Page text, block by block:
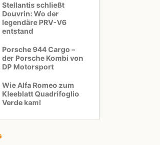
Stellantis schließt
Douvrin: Wo der
legendäre PRV-V6
entstand
Porsche 944 Cargo –
der Porsche Kombi von
DP Motorsport
Wie Alfa Romeo zum
Kleeblatt Quadrifoglio
Verde kam!